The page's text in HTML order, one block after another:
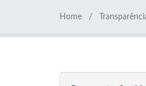
Home